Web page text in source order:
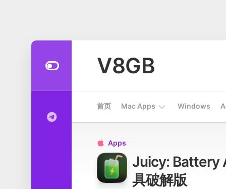
V8GB
首页 Mac Apps
工
Windows
 Apps
Juicy: Battery
具破解版